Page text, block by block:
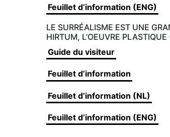
Feuillet d’information (ENG)
LE SURRÉALISME EST UNE
HIRTUM, L’OEUVRE
Guide du visiteur
Feuillet d’information
Feuillet d’information (NL)
Feuillet d’information (ENG)